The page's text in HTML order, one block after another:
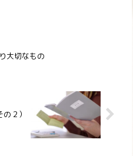
大切なもの
２）